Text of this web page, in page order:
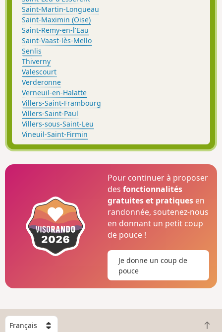
Saint-Martin-Longueau
Saint-Maximin (Oise)
Saint-Remy-en-l'Eau
Saint-Vaast-lès-Mello
Senlis
Thiverny
Valescourt
Verderonne
Verneuil-en-Halatte
Villers-Saint-Frambourg
Villers-Saint-Paul
Villers-sous-Saint-Leu
Vineuil-Saint-Firmin
Pour continuer à proposer
desfonctionnalités
gratuites et pratiques en
randonnée, soutenez-nous
en donnant un petit coup
de pouce !
Je donne un coup de
pouce
C
R